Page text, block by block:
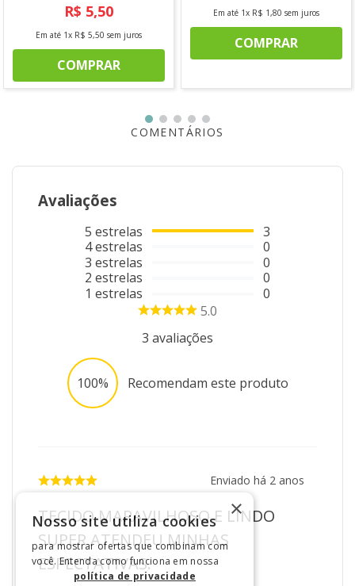
MODO DE LAVAGEM
- Lavar mão
- Não usar alvejante
- Não secar em tambor
* Imagens meramente ilustrativas.
R$ 5,50
Em até 1x R$ 5,50 sem juros
COMPRAR
Em até 1x R$ 1,80 sem juros
COMPRAR
COMENTÁRIOS
Avaliações
5 estrelas
4estrelas
3 estrelas
2 estrelas
1 estrelas
3
0
0
0
0
5.0
3 avaliações
100% Recomendam este produto
Enviado há 2 anos
TECIDO MARAVILHOSO E LINDO
SUPER ATENDEU MINHAS
ESPECTATIVAS.
×
Nosso site utiliza cookies
para mostrar ofertas que combinam com
você. Entenda como funciona em nossa
política de privacidade